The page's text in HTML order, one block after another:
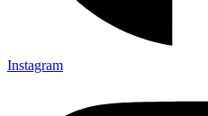
Instagram